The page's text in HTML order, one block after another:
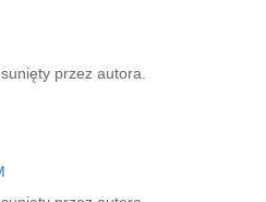
przez autora.